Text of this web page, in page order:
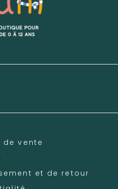
de vente
et de retour